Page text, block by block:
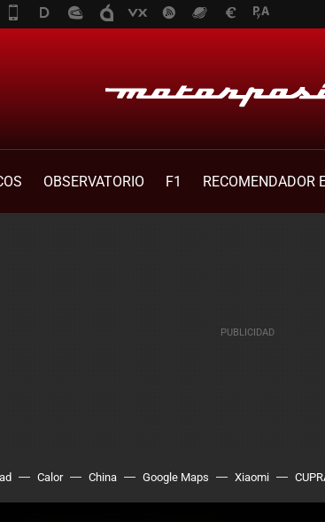
OBSERVATORIO F1
RECOMENDADOR
Calor China Google Maps Xiaomi